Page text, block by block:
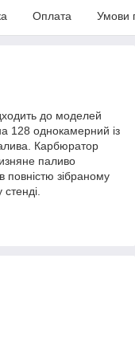
Оплата Умови
до моделей
128 однокамерний із
Карбюратор
паливо
повністю зібраному